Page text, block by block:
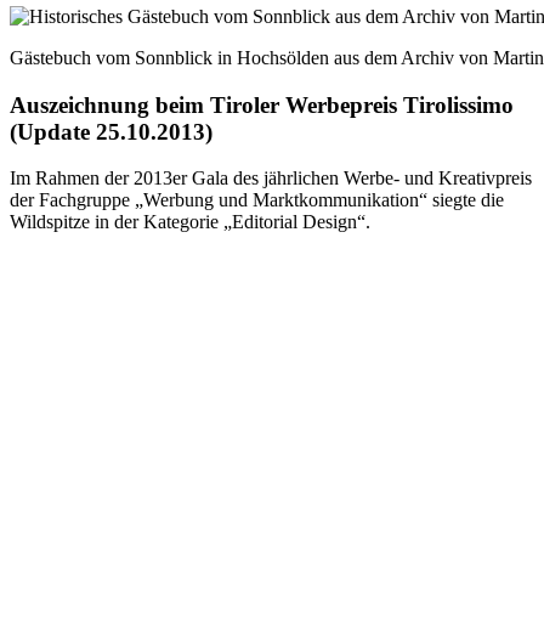
Gästebuch vom Sonnblick in Hochsölden aus dem Archiv von
Auszeichnung beim Tiroler Werbepreis Tirolissimo
(Update 25.10.2013)
Im Rahmen der 2013er Gala des jährlichen Werbe- und Kreativpreis
der Fachgruppe „Werbung und Marktkommunikation“ siegte die
Wildspitze in der Kategorie „Editorial Design“.